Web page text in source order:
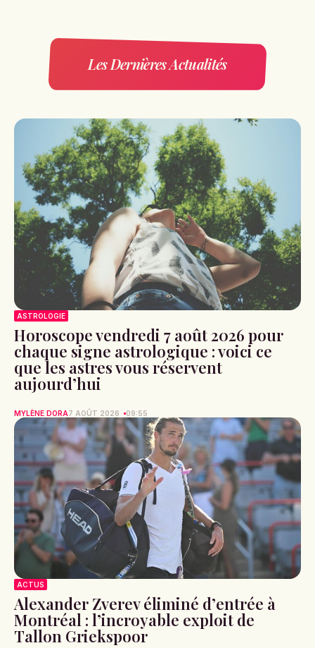
Les Dernières Actualités
ASTROLOGIE
Horoscope vendredi 7 août 2026 pour
chaque signe astrologique : voici ce
que les astres vous réservent
aujourd’hui
MYLÈNE DORA7 AOÛT 2026 09:55
ACTUS
Alexander Zverev éliminé d’entrée à
Montréal : l’incroyable exploit de
Tallon Griekspoor